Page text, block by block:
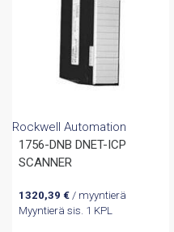
Rockwell Automation
1756-DNB DNET-ICP
SCANNER
1320,39 €/ myyntierä
Myyntierä sis. 1 KPL